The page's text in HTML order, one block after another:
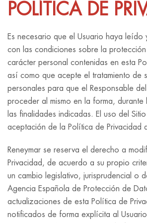
POLÍTICA DE
Es necesario que el Usuario haya leído
con las condiciones sobre la
carácter personal contenidas en esta
así como que acepte el tratamiento de
personales para que el Responsable
proceder al mismo en la forma,
las finalidades indicadas. El uso del
aceptación de la Política de Privacidad
Reneymar se reserva el derecho a
Privacidad, de acuerdo a su propio
un cambio legislativo, jurisprudencial o
Agencia Española de Protección de
actualizaciones de esta Política de
notificados de forma explícita al